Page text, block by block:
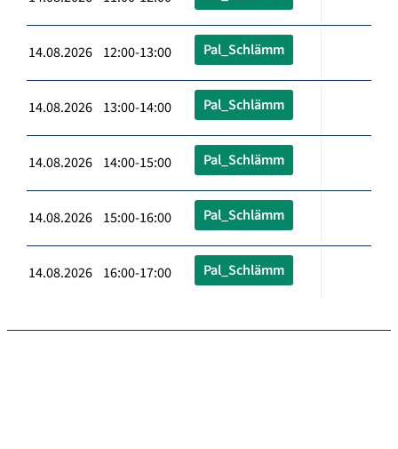
14.08.2026 12:00-13:00 Pal_Schlämm
14.08.2026 13:00-14:00 Pal_Schlämm
14.08.2026 14:00-15:00 Pal_Schlämm
14.08.2026 15:00-16:00 Pal_Schlämm
14.08.2026 16:00-17:00 Pal_Schlämm